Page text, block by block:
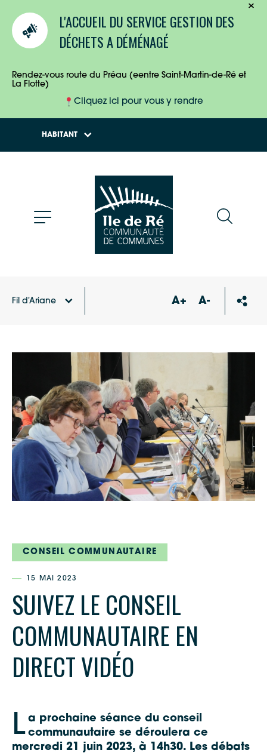
L'ACCUEIL DU SERVICE GESTION DES
DÉCHETS A DÉMÉNAGÉ
Rendez-vous route du Préau (eentre Saint-Martin-de-Ré et
La Flotte)
Cliquez ici pour vous y rendre
HABITANT
ENTREPRISES
Fil d'Ariane A+ A-
CONSEIL COMMUNAUTAIRE
15 MAI 2023
SUIVEZ LE CONSEIL
COMMUNAUTAIRE EN
DIRECT VIDÉO
L a prochaine séance du conseil
communautaire se déroulera ce
mercredi 21 juin 2023, à 14h30. Les débats